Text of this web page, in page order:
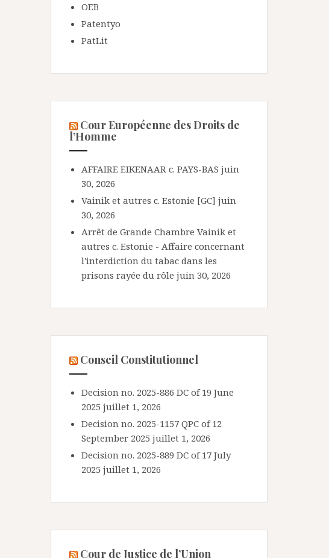
OEB
Patentyo
PatLit
Cour Européenne des Droits de
l’Homme
AFFAIRE EIKENAAR c. PAYS-BAS juin
30, 2026
Vainik et autres c. Estonie [GC] juin
30, 2026
Arrêt de Grande Chambre Vainik et
autres c. Estonie - Affaire concernant
l'interdiction du tabac dans les
prisons rayée du rôle juin 30, 2026
Conseil Constitutionnel
Decision no. 2025-886 DC of 19 June
2025 juillet 1, 2026
Decision no. 2025-1157 QPC of 12
September 2025 juillet 1, 2026
Decision no. 2025-889 DC of 17 July
2025 juillet 1, 2026
Cour de Justice de l’Union